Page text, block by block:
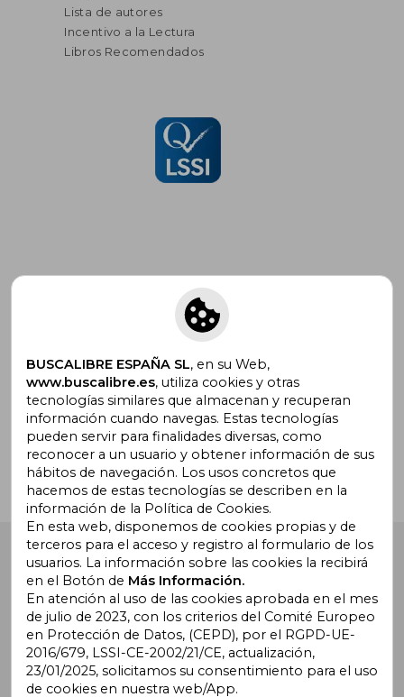
Lista de autores
Incentivo a la Lectura
Libros Recomendados
Suscríbete para recibir ofertas y
promociones
¿Necesitas ayuda?
Buscalibre España . Calle Energía, 65, Nave 3 (08940),
Cornellà de Llobregat, Barcelona. Derechos Reservados.
BUSCALIBRE ESPAÑA SL, en su Web,
www.buscalibre.es, utiliza cookies y otras
tecnologías similares que almacenan y recuperan
información cuando navegas. Estas tecnologías
pueden servir para finalidades diversas, como
reconocer a un usuario y obtener información de sus
hábitos de navegación. Los usos concretos que
hacemos de estas tecnologías se describen en la
información de la Política de Cookies.
En esta web, disponemos de cookies propias y de
terceros para el acceso y registro al formulario de los
usuarios. La información sobre las cookies la recibirá
en el Botón de Más Información.
En atención al uso de las cookies aprobada en el mes
de julio de 2023, con los criterios del Comité Europeo
en Protección de Datos, (CEPD), por el RGPD-UE-
2016/679, LSSI-CE-2002/21/CE, actualización,
23/01/2025, solicitamos su consentimiento para el uso
de cookies en nuestra web/App.